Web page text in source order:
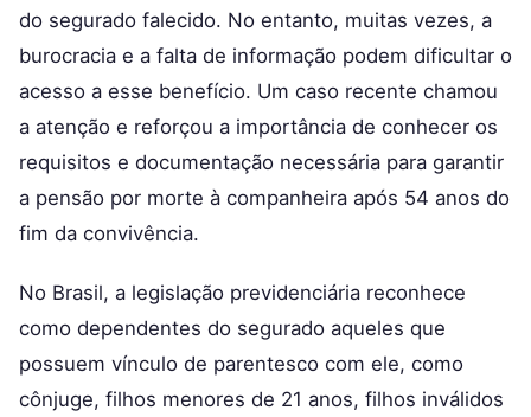
do segurado falecido. No entanto, muitas vezes, a
burocracia e a falta de informação podem dificultar o
acesso a esse benefício. Um caso recente chamou
a atenção e reforçou a importância de conhecer os
requisitos e documentação necessária para garantir
a pensão por morte à companheira após 54 anos do
fim da convivência.
No Brasil, a legislação previdenciária reconhece
como dependentes do segurado aqueles que
possuem vínculo de parentesco com ele, como
cônjuge, filhos menores de 21 anos, filhos inválidos